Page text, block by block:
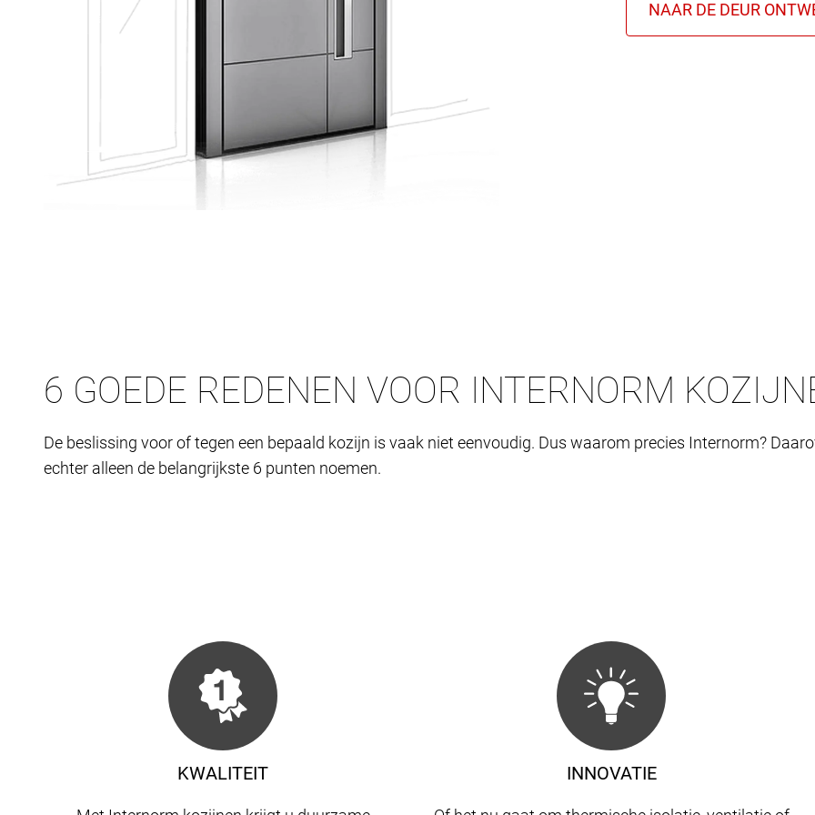
6 GOEDE REDENEN VOOR INTERNORM
De beslissing voor of tegen een bepaald kozijn is vaak niet eenvoudig. Dus waarom precies Internorm?
echter alleen de belangrijkste 6 punten noemen.
KWALITEIT INNOVATIE